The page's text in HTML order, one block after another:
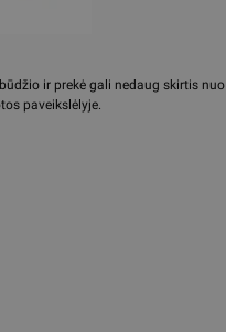
ir prekė gali nedaug skirtis nuo
paveikslėlyje.